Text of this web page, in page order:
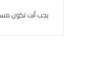
يجب أنت تكون